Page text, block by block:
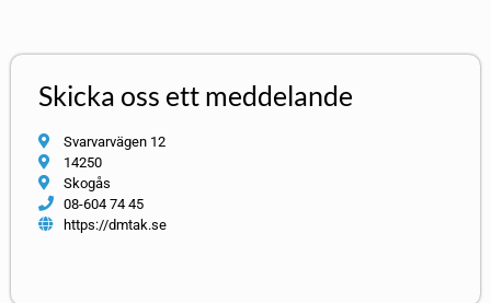
Skicka oss ett meddelande
Svarvarvägen 12
14250
Skogås
08-604 74 45
https://dmtak.se